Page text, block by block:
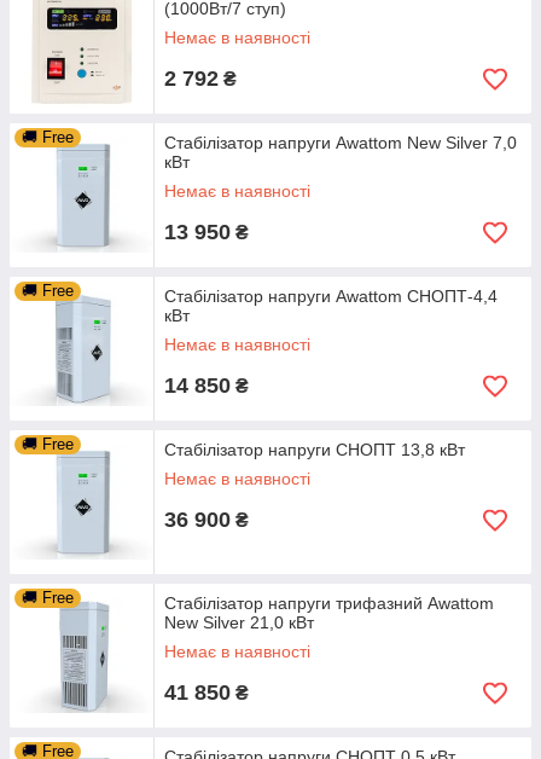
(1000Вт/7 ступ)
Немає в наявності
2 792 ₴
🚚 Free
Стабілізатор напруги Awattom New Silver 7,0
кВт
Немає в наявності
13 950 ₴
🚚 Free
Стабілізатор напруги Awattom СНОПТ-4,4
кВт
Немає в наявності
14 850 ₴
🚚 Free
Стабілізатор напруги СНОПТ 13,8 кВт
Немає в наявності
36 900 ₴
🚚 Free
Стабілізатор напруги трифазний Awattom
New Silver 21,0 кВт
Немає в наявності
41 850 ₴
🚚 Free